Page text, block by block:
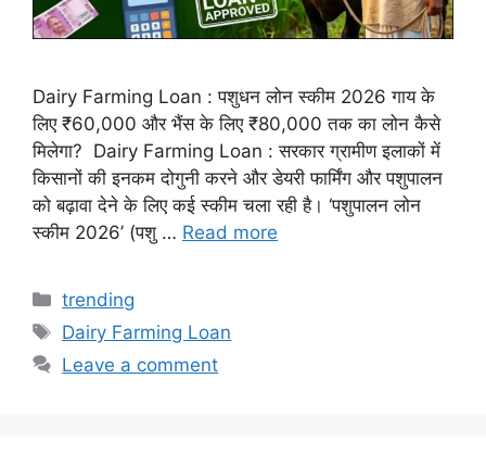
Dairy Farming Loan : पशुधन लोन स्कीम 2026 गाय के
लिए ₹60,000 और भैंस के लिए ₹80,000 तक का लोन कैसे
मिलेगा? Dairy Farming Loan : सरकार ग्रामीण इलाकों में
किसानों की इनकम दोगुनी करने और डेयरी फार्मिंग और पशुपालन
को बढ़ावा देने के लिए कई स्कीम चला रही है। ‘पशुपालन लोन
स्कीम 2026’ (पशु … Read more
Categories
trending
Tags
Dairy Farming Loan
Leave a comment